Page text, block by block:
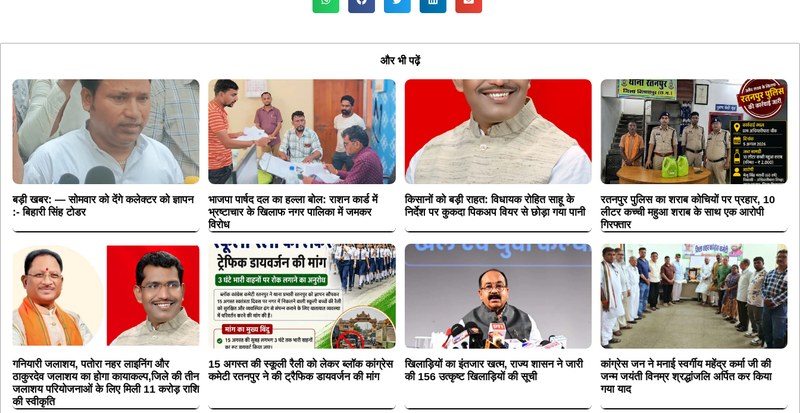
और भी पढ़ें
बड़ी खबर: — सोमवार को देंगे कलेक्टर को ज्ञापन
:- बिहारी सिंह टोडर
भाजपा पार्षद दल का हल्ला बोल: राशन कार्ड में
भ्रष्टाचार के खिलाफ नगर पालिका में जमकर
विरोध
किसानों को बड़ी राहत: विधायक रोहित साहू के
निर्देश पर कुकदा पिकअप वियर से छोड़ा गया पानी
रतनपुर पुलिस का शराब कोचियों पर प्रहार, 10
लीटर कच्ची महुआ शराब के साथ एक आरोपी
गिरफ्तार
गनियारी जलाशय, पतोरा नहर लाइनिंग और
ठाकुरदेव जलाशय का होगा कायाकल्प,जिले की तीन
जलाशय परियोजनाओं के लिए मिली 11 करोड़ राशि
की स्वीकृति
15 अगस्त की स्कूली रैली को लेकर ब्लॉक कांग्रेस
कमेटी रतनपुर ने की ट्रैफिक डायवर्जन की मांग
खिलाड़ियों का इंतजार खत्म, राज्य शासन ने जारी
की 156 उत्कृष्ट खिलाड़ियों की सूची
कांग्रेस जन ने मनाई स्वर्गीय महेंद्र कर्मा जी की
जन्म जयंती विनम्र श्रद्धांजलि अर्पित कर किया
गया याद